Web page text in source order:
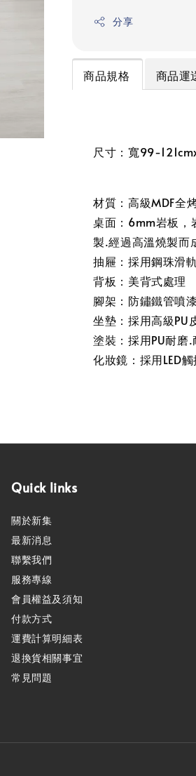
分享
商品規格 商品運
尺寸：寬99-
材質：高級MDF全
桌面：6mm岩板，
製.經過高溫燒製而
抽屜：採用鋼珠滑軌
背板：美背式處理
腳架：防鏽鐵管噴
坐墊：採用高級PU
塗裝：採用PU耐磨.
化妝鏡：採用LED
Quick links
關於新集
最新消息
聯繫我們
服務專線
會員權益及須知
付款方式
運費計算明細表
退換貨相關事宜
常見問題